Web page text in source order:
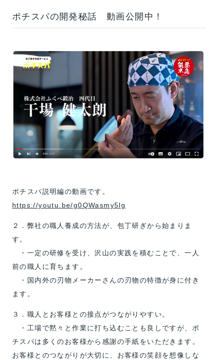
ポチスパの開発秘話 動画公開中！
ポチスパ説明編の動画です。
https://youtu.be/g0QWasmy5lg
２．弊社の職人養成の方法が、包丁研ぎから始まりま
す。
・一定の研修を受け、沢山の実践を積むことで、一人
前の職人に育ちます。
・国内外の刃物メーカーさんの刃物の特徴が身に付き
ます。
３．職人とお客様との接点がつながりやすい。
・工場で黙々と作業に打ち込むことも良しですが、ポ
チスパは多くのお客様から感謝の手紙をいただきます。
お客様とのつながりが大切に、お客様の笑顔を想像しな